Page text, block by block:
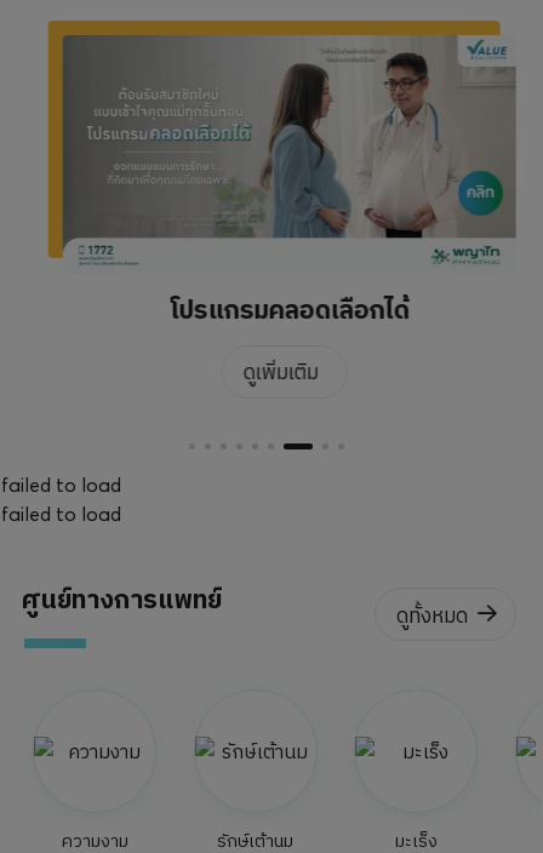
โปรแกรมคลอดเลือกได้
ดูเพิ่มเติม
failed to load
failed to load
ศูนย์ทางการแพทย์
ดูทั้งหมด
ความงาม รักษ์เต้านม มะเร็ง